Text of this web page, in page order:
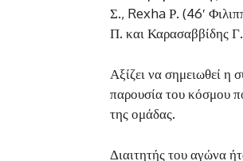
Σ., Rexha Ρ. (46′
Π. και Καρασαββίδης
Αξίζει να σημειωθεί
παρουσία του κόσμου
της ομάδας.
Διαιτητής του αγώνα